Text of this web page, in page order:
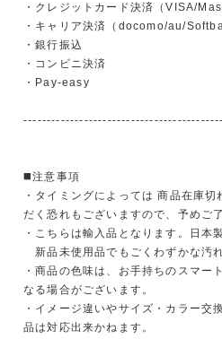
・クレジットカード決済（VISA/
・キャリア決済（docomo/au/
・銀行振込
・コンビニ決済
・Pay-easy
◼️注意事項
・タイミングによっては 商品在庫
だく恐れもございますので、予めご
・こちらは輸入品となります。日本
新品未使用品でもごくわずかな汚
・商品の色味は、お手持ちのスマー
なる場合がございます。
・イメージ違いやサイズ・カラー交
品は対応出来かねます。